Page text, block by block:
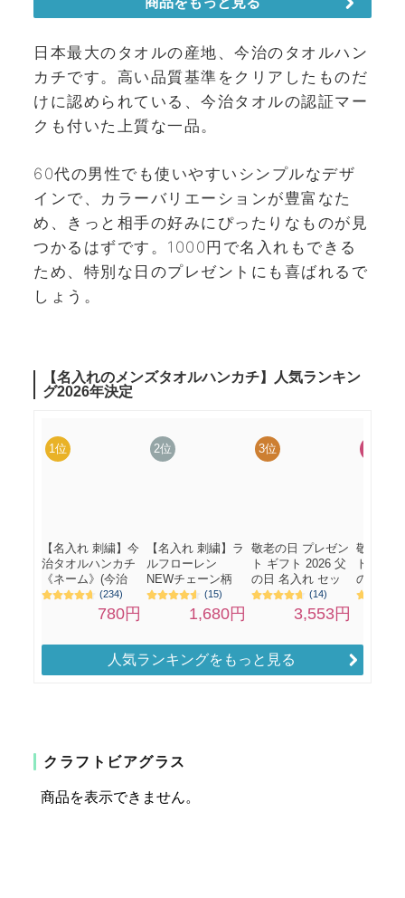
日本最大のタオルの産地、今治のタオルハン
カチです。高い品質基準をクリアしたものだ
けに認められている、今治タオルの認証マー
クも付いた上質な一品。
60代の男性でも使いやすいシンプルなデザ
インで、カラーバリエーションが豊富なた
め、きっと相手の好みにぴったりなものが見
つかるはずです。1000円で名入れもできる
ため、特別な日のプレゼントにも喜ばれるで
しょう。
人気ランキングをもっと見る
クラフトビアグラス